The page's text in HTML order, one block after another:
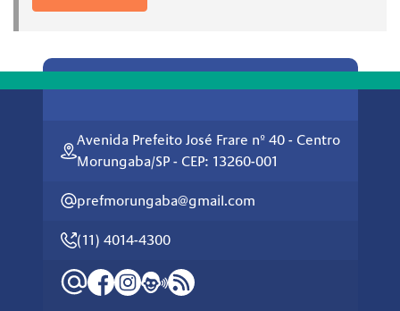
Avenida Prefeito José Frare nº 40 - Centro
Morungaba/SP - CEP: 13260-001
prefmorungaba@gmail.com
(11) 4014-4300